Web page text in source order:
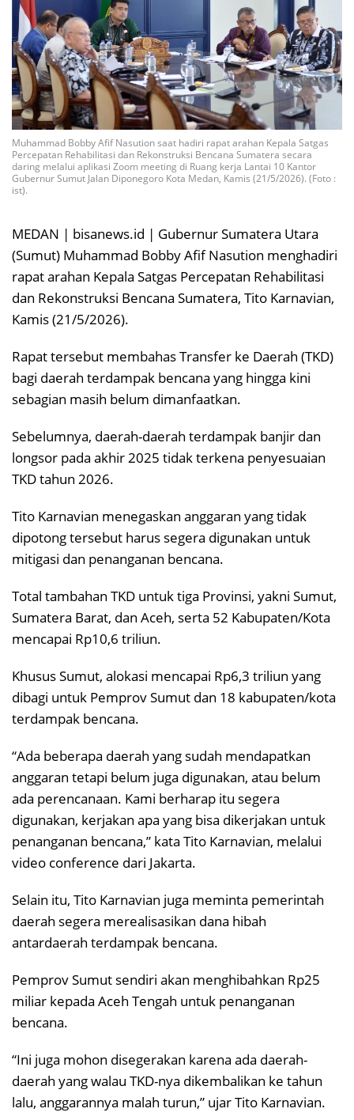
Muhammad Bobby Afif Nasution saat hadiri rapat arahan Kepala Satgas
Percepatan Rehabilitasi dan Rekonstruksi Bencana Sumatera secara
daring melalui aplikasi Zoom meeting di Ruang kerja Lantai 10 Kantor
Gubernur Sumut Jalan Diponegoro Kota Medan, Kamis (21/5/2026). (Foto :
ist).
MEDAN | bisanews.id | Gubernur Sumatera Utara
(Sumut) Muhammad Bobby Afif Nasution menghadiri
rapat arahan Kepala Satgas Percepatan Rehabilitasi
dan Rekonstruksi Bencana Sumatera, Tito Karnavian,
Kamis (21/5/2026).
Rapat tersebut membahas Transfer ke Daerah (TKD)
bagi daerah terdampak bencana yang hingga kini
sebagian masih belum dimanfaatkan.
Sebelumnya, daerah-daerah terdampak banjir dan
longsor pada akhir 2025 tidak terkena penyesuaian
TKD tahun 2026.
Tito Karnavian menegaskan anggaran yang tidak
dipotong tersebut harus segera digunakan untuk
mitigasi dan penanganan bencana.
Total tambahan TKD untuk tiga Provinsi, yakni Sumut,
Sumatera Barat, dan Aceh, serta 52 Kabupaten/Kota
mencapai Rp10,6 triliun.
Khusus Sumut, alokasi mencapai Rp6,3 triliun yang
dibagi untuk Pemprov Sumut dan 18 kabupaten/kota
terdampak bencana.
“Ada beberapa daerah yang sudah mendapatkan
anggaran tetapi belum juga digunakan, atau belum
ada perencanaan. Kami berharap itu segera
digunakan, kerjakan apa yang bisa dikerjakan untuk
penanganan bencana,” kata Tito Karnavian, melalui
video conference dari Jakarta.
Selain itu, Tito Karnavian juga meminta pemerintah
daerah segera merealisasikan dana hibah
antardaerah terdampak bencana.
Pemprov Sumut sendiri akan menghibahkan Rp25
miliar kepada Aceh Tengah untuk penanganan
bencana.
“Ini juga mohon disegerakan karena ada daerah-
daerah yang walau TKD-nya dikembalikan ke tahun
lalu, anggarannya malah turun,” ujar Tito Karnavian.